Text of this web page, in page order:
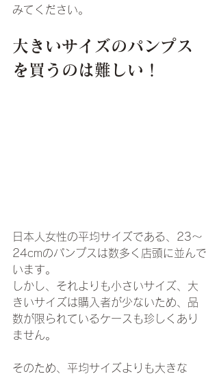
みてください。
大きいサイズのパンプス
を買うのは難しい！
日本人女性の平均サイズである、23～
24cmのパンプスは数多く店頭に並んで
います。
しかし、それよりも小さいサイズ、大
きいサイズは購入者が少ないため、品
数が限られているケースも珍しくあり
ません。
そのため、平均サイズよりも大きな